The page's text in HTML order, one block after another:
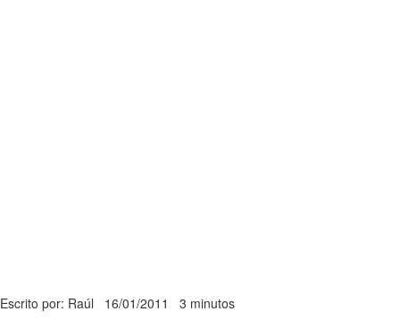
Escrito por: Raúl 16/01/2011 3 minutos